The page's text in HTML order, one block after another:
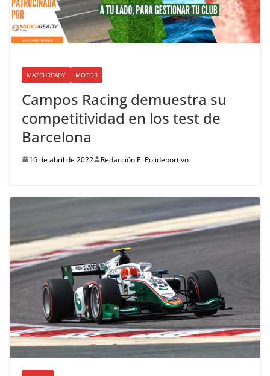
MATCHREADY MOTOR
Campos Racing demuestra su
competitividad en los test de
Barcelona
16 de abril de 2022 Redacción El Polideportivo